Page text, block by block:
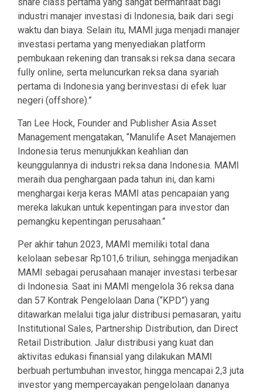
industri manajer investasi di Indonesia, baik dari segi
waktu dan biaya. Selain itu, MAMI juga menjadi manajer
investasi pertama yang menyediakan platform
pembukaan rekening dan transaksi reksa dana secara
fully online, serta meluncurkan reksa dana syariah
pertama di Indonesia yang berinvestasi di efek luar
negeri (offshore).”
Tan Lee Hock, Founder and Publisher Asia Asset
Management mengatakan, “Manulife Aset Manajemen
Indonesia terus menunjukkan keahlian dan
keunggulannya di industri reksa dana Indonesia. MAMI
meraih dua penghargaan pada tahun ini, dan kami
menghargai kerja keras MAMI atas pencapaian yang
mereka lakukan untuk kepentingan para investor dan
pemangku kepentingan perusahaan.”
Per akhir tahun 2023, MAMI memiliki total dana
kelolaan sebesar Rp101,6 triliun, sehingga menjadikan
MAMI sebagai perusahaan manajer investasi terbesar
di Indonesia. Saat ini MAMI mengelola 36 reksa dana
dan 57 Kontrak Pengelolaan Dana (“KPD”) yang
ditawarkan melalui tiga jalur distribusi pemasaran, yaitu
Institutional Sales, Partnership Distribution, dan Direct
Retail Distribution. Jalur distribusi yang kuat dan
aktivitas edukasi finansial yang dilakukan MAMI
berbuah pertumbuhan investor, hingga mencapai 2,3 juta
investor yang mempercayakan pengelolaan dananya